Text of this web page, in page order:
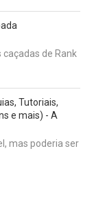
de Rank
Tutoriais,
e mais) - A
mas poderia ser